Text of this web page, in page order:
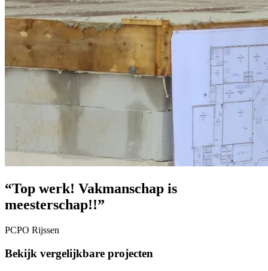
“Top werk! Vakmanschap is
meesterschap!!”
PCPO Rijssen
Bekijk vergelijkbare projecten